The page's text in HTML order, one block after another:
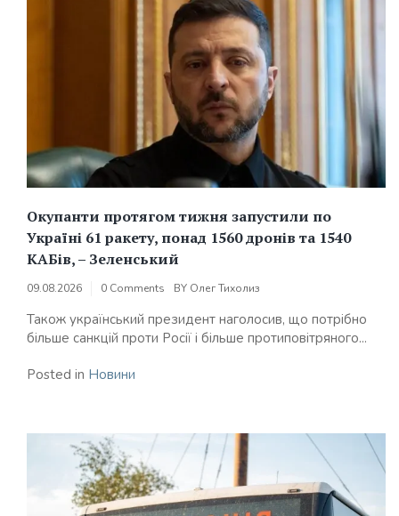
Окупанти протягом тижня запустили по
Україні 61 ракету, понад 1560 дронів та 1540
КАБів, – Зеленський
09.08.2026 0 Comments BY Олег Тихолиз
Також український президент наголосив, що потрібно
більше санкцій проти Росії і більше протиповітряного...
Posted in Новини